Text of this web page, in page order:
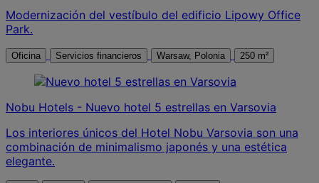
Modernización del vestíbulo del edificio Lipowy Office
Park.
Oficina Servicios financieros Warsaw, Polonia 250 m²
Nobu Hotels - Nuevo hotel 5 estrellas en Varsovia
Los interiores únicos del Hotel Nobu Varsovia son una
combinación de minimalismo japonés y una estética
elegante.